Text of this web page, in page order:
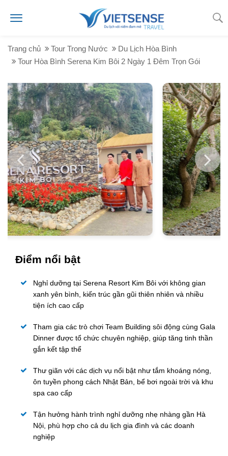
Trang chủ Tour Trong Nước
Du Lịch Hòa Bình
Tour Hòa Bình Serena Kim Bôi 2 Ngày 1 Đêm Trọn Gói
Điểm nổi bật
Nghỉ dưỡng tại Serena Resort Kim Bôi với không gian
xanh yên bình, kiến trúc gần gũi thiên nhiên và nhiều
tiện ích cao cấp
Tham gia các trò chơi Team Building sôi động cùng Gala
Dinner được tổ chức chuyên nghiệp, giúp tăng tinh thần
gắn kết tập thể
Thư giãn với các dịch vụ nổi bật như tắm khoáng nóng,
ôn tuyền phong cách Nhật Bản, bể bơi ngoài trời và khu
spa cao cấp
Tận hưởng hành trình nghỉ dưỡng nhẹ nhàng gần Hà
Nội, phù hợp cho cả du lịch gia đình và các doanh
nghiệp